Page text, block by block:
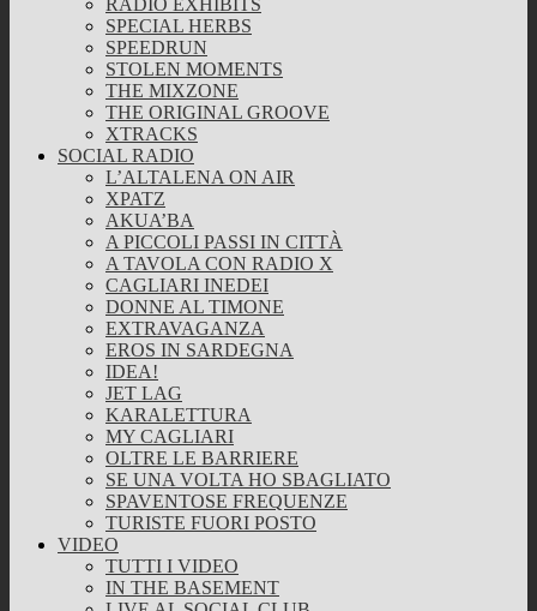
RADIO EXHIBITS
SPECIAL HERBS
SPEEDRUN
STOLEN MOMENTS
THE MIXZONE
THE ORIGINAL GROOVE
XTRACKS
SOCIAL RADIO
L’ALTALENA ON AIR
XPATZ
AKUA’BA
A PICCOLI PASSI IN CITTÀ
A TAVOLA CON RADIO X
CAGLIARI INEDEI
DONNE AL TIMONE
EXTRAVAGANZA
EROS IN SARDEGNA
IDEA!
JET LAG
KARALETTURA
MY CAGLIARI
OLTRE LE BARRIERE
SE UNA VOLTA HO SBAGLIATO
SPAVENTOSE FREQUENZE
TURISTE FUORI POSTO
VIDEO
TUTTI I VIDEO
IN THE BASEMENT